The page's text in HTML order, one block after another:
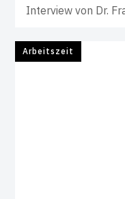
Interview von Dr.
Arbeitszeit